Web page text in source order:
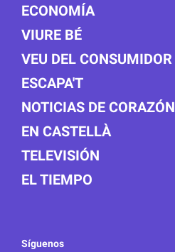
ECONOMÍA
VIURE BÉ
VEU DEL CONSUMIDOR
ESCAPA'T
NOTICIAS DE CORAZÓN
EN CASTELLÀ
TELEVISIÓN
EL TIEMPO
Síguenos